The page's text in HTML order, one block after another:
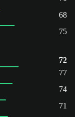
68
75
72
77
74
71